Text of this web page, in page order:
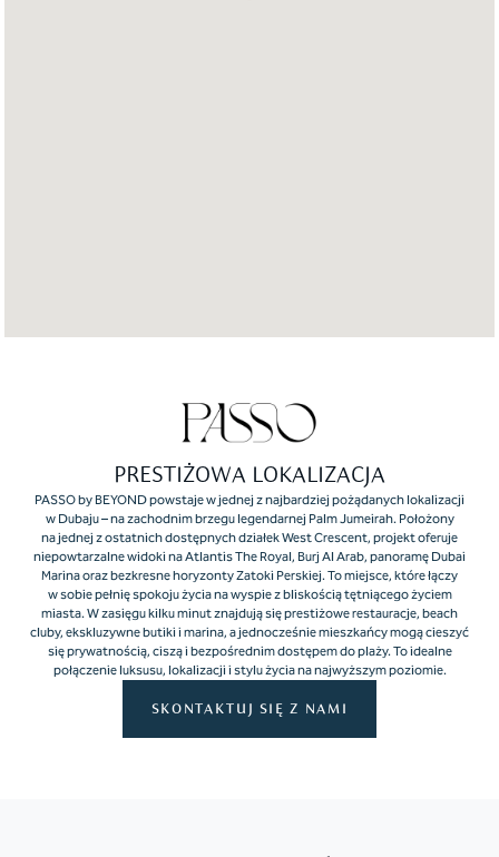
PRESTIŻOWA LOKALIZACJA
PASSO by BEYOND powstaje w jednej z najbardziej pożądanych lokalizacji
w Dubaju – na zachodnim brzegu legendarnej Palm Jumeirah. Położony
na jednej z ostatnich dostępnych działek West Crescent, projekt oferuje
niepowtarzalne widoki na Atlantis The Royal, Burj Al Arab, panoramę Dubai
Marina oraz bezkresne horyzonty Zatoki Perskiej. To miejsce, które łączy
w sobie pełnię spokoju życia na wyspie z bliskością tętniącego życiem
miasta. W zasięgu kilku minut znajdują się prestiżowe restauracje, beach
cluby, ekskluzywne butiki i marina, a jednocześnie mieszkańcy mogą cieszyć
się prywatnością, ciszą i bezpośrednim dostępem do plaży. To idealne
połączenie luksusu, lokalizacji i stylu życia na najwyższym poziomie.
SKONTAKTUJ SIĘ Z NAMI